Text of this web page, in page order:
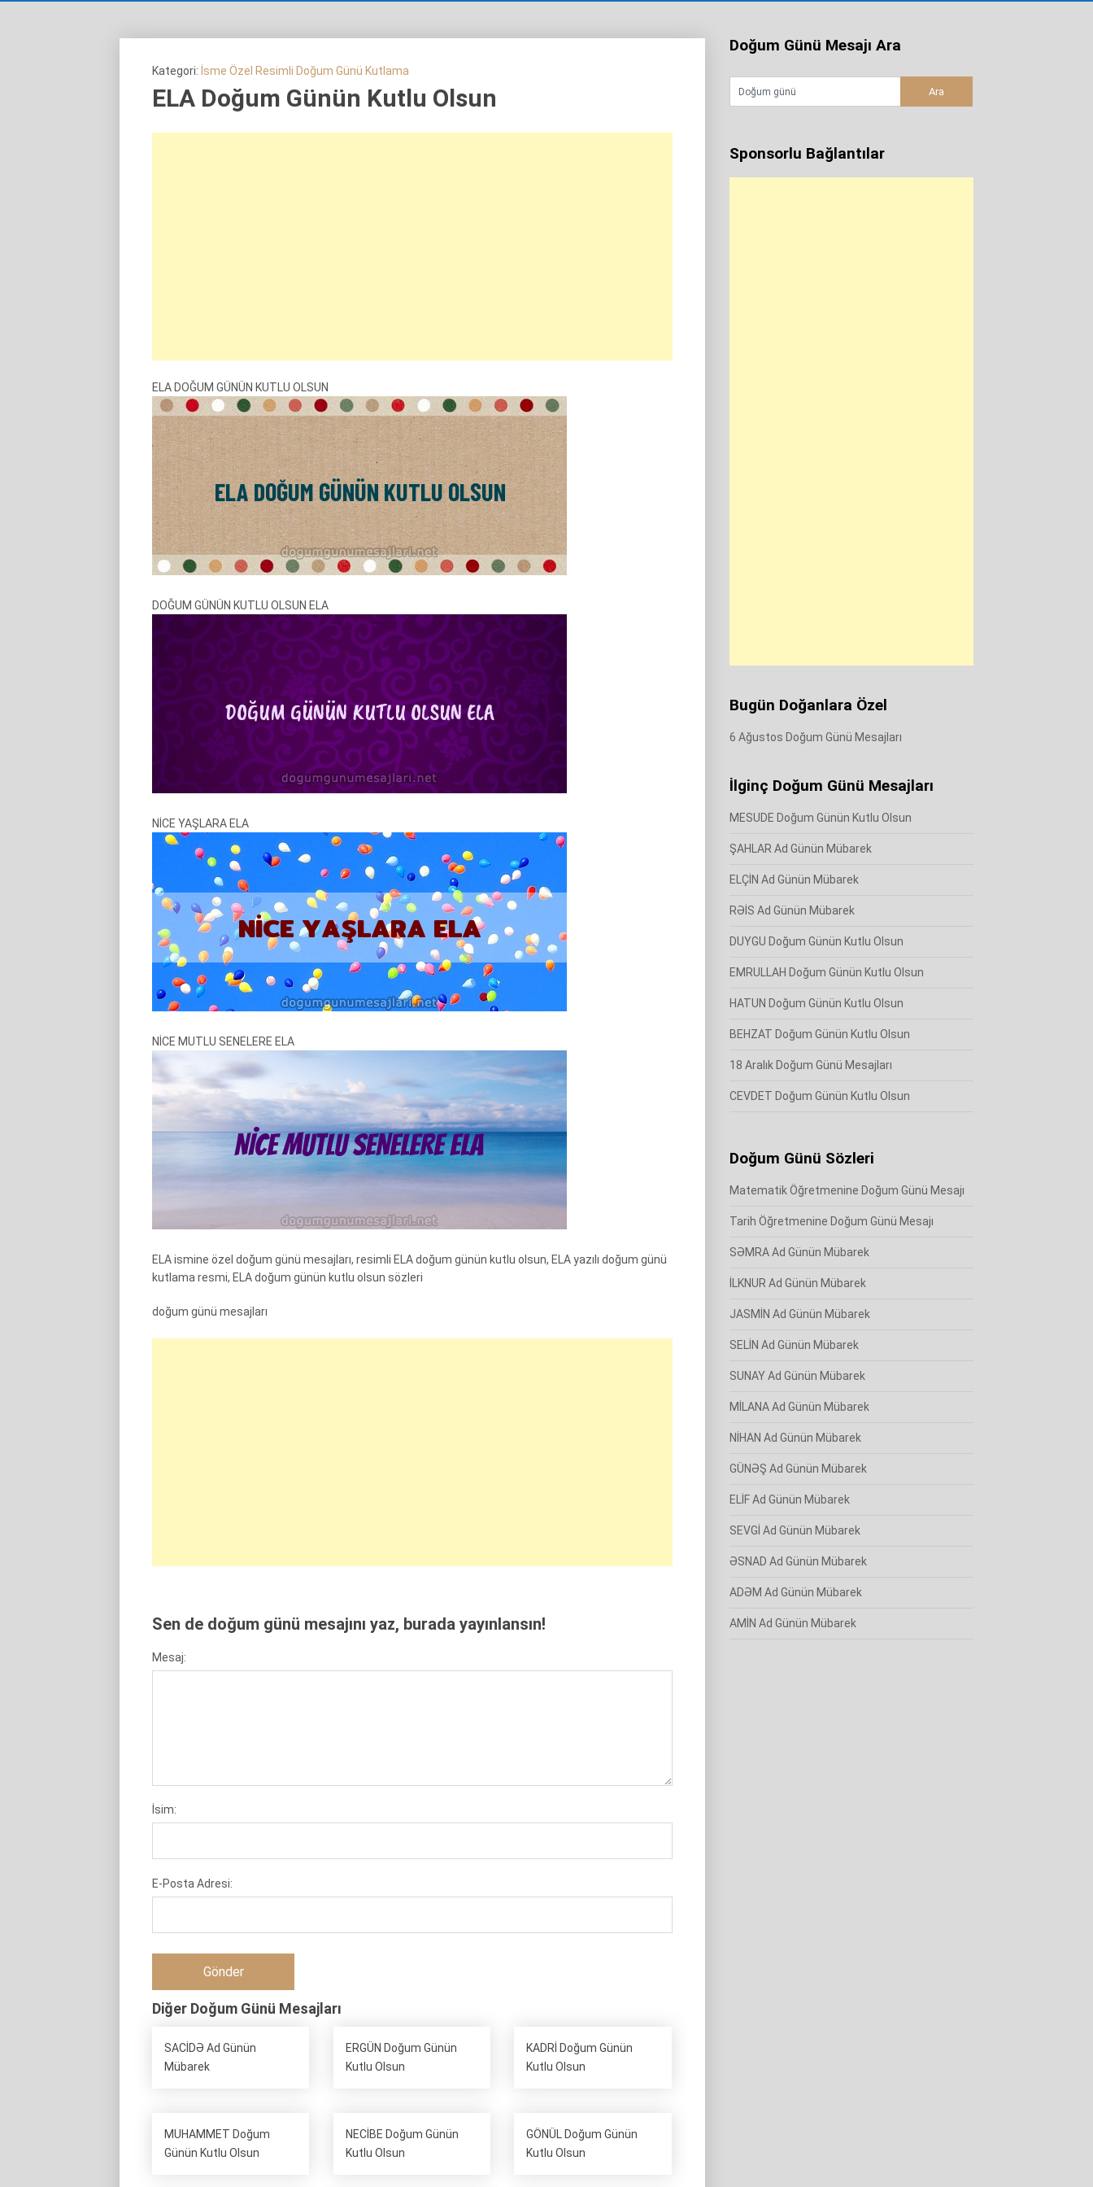
Kategori: İsme Özel Resimli Doğum Günü Kutlama
ELA Doğum Günün Kutlu Olsun
ELA DOĞUM GÜNÜN KUTLU OLSUN
DOĞUM GÜNÜN KUTLU OLSUN ELA
NİCE YAŞLARA ELA
NİCE MUTLU SENELERE ELA
ELA ismine özel doğum günü mesajları, resimli ELA doğum günün kutlu olsun, ELA yazılı doğum günü
kutlama resmi, ELA doğum günün kutlu olsun sözleri
doğum günü mesajları
Sen de doğum günü mesajını yaz, burada yayınlansın!
Mesaj:
İsim:
E-Posta Adresi:
Diğer Doğum Günü Mesajları
SACİDƏ Ad Günün
Mübarek
ERGÜN Doğum Günün
Kutlu Olsun
KADRİ Doğum Günün
Kutlu Olsun
MUHAMMET Doğum
Günün Kutlu Olsun
NECİBE Doğum Günün
Kutlu Olsun
GÖNÜL Doğum Günün
Kutlu Olsun
Doğum Günü Mesajı Ara
Sponsorlu Bağlantılar
Bugün Doğanlara Özel
6 Ağustos Doğum Günü Mesajları
İlginç Doğum Günü Mesajları
MESUDE Doğum Günün Kutlu Olsun
ŞAHLAR Ad Günün Mübarek
ELÇİN Ad Günün Mübarek
RƏİS Ad Günün Mübarek
DUYGU Doğum Günün Kutlu Olsun
EMRULLAH Doğum Günün Kutlu Olsun
HATUN Doğum Günün Kutlu Olsun
BEHZAT Doğum Günün Kutlu Olsun
18 Aralık Doğum Günü Mesajları
CEVDET Doğum Günün Kutlu Olsun
Doğum Günü Sözleri
Matematik Öğretmenine Doğum Günü Mesajı
Tarih Öğretmenine Doğum Günü Mesajı
SƏMRA Ad Günün Mübarek
İLKNUR Ad Günün Mübarek
JASMİN Ad Günün Mübarek
SELİN Ad Günün Mübarek
SUNAY Ad Günün Mübarek
MİLANA Ad Günün Mübarek
NİHAN Ad Günün Mübarek
GÜNƏŞ Ad Günün Mübarek
ELİF Ad Günün Mübarek
SEVGİ Ad Günün Mübarek
ƏSNAD Ad Günün Mübarek
ADƏM Ad Günün Mübarek
AMİN Ad Günün Mübarek